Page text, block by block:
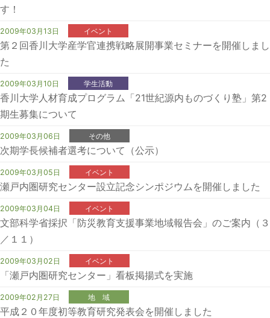
す！
2009年03月13日 イベント
第２回香川大学産学官連携戦略展開事業セミナーを開催しまし
た
2009年03月10日 学生活動
香川大学人材育成プログラム「21世紀源内ものづくり塾」第2
期生募集について
2009年03月06日 その他
次期学長候補者選考について（公示）
2009年03月05日 イベント
瀬戸内圏研究センター設立記念シンポジウムを開催しました
2009年03月04日 イベント
文部科学省採択「防災教育支援事業地域報告会」のご案内（３
／１１）
2009年03月02日 イベント
「瀬戸内圏研究センター」看板掲揚式を実施
2009年02月27日 地 域
平成２０年度初等教育研究発表会を開催しました